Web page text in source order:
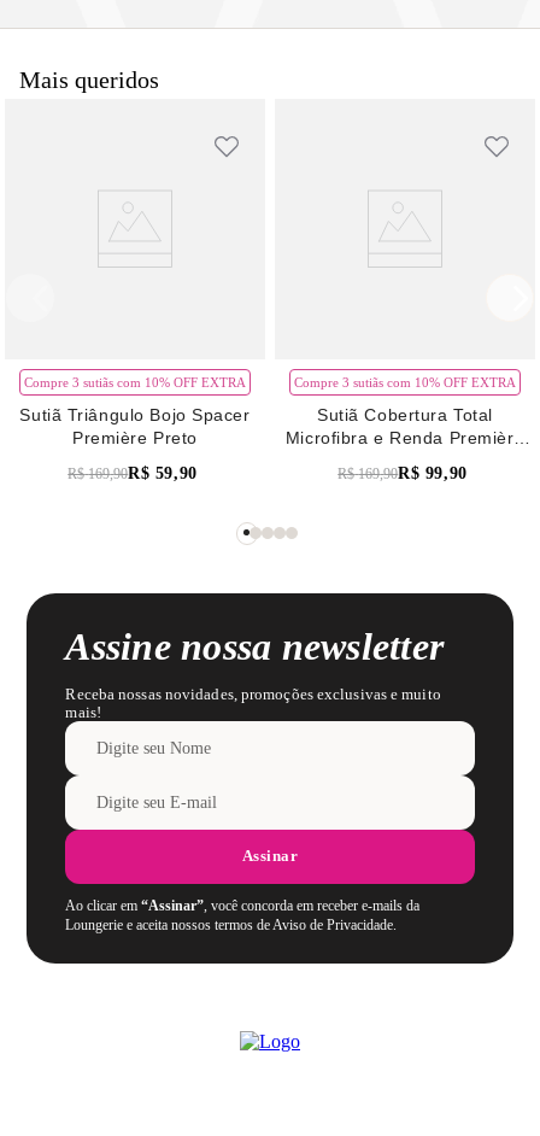
Mais queridos
Compre 3 sutiãs com 10% OFF EXTRA
Sutiã Triângulo Bojo Spacer
Première Preto
R$ 169,90R$ 59,90
Compre 3 sutiãs com 10% OFF EXTRA
Sutiã Cobertura Total
Microfibra e Renda Première
R$ 169,90R$ 99,90
Assine nossa newsletter
Receba nossas novidades, promoções exclusivas e muito
mais!
Assinar
Ao clicar em“Assinar”, você concorda em receber e-mails da
Loungerie e aceita nossos termos de Aviso de Privacidade.